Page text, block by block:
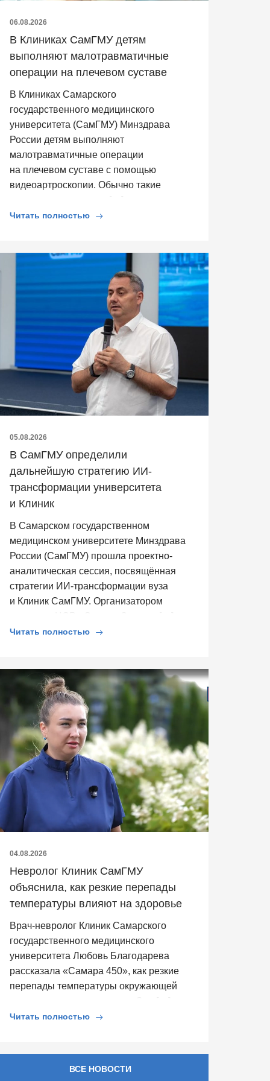
06.08.2026
В Клиниках СамГМУ детям
выполняют малотравматичные
операции на плечевом суставе
В Клиниках Самарского
государственного медицинского
университета (СамГМУ) Минздрава
России детям выполняют
малотравматичные операции
на плечевом суставе с помощью
видеоартроскопии. Обычно такие
Читать полностью
05.08.2026
В СамГМУ определили
дальнейшую стратегию ИИ-
трансформации университета
и Клиник
В Самарском государственном
медицинском университете Минздрава
России (СамГМУ) прошла проектно-
аналитическая сессия, посвящённая
стратегии ИИ-трансформации вуза
и Клиник СамГМУ. Организатором
Читать полностью
04.08.2026
Невролог Клиник СамГМУ
объяснила, как резкие перепады
температуры влияют на здоровье
Врач-невролог Клиник Самарского
государственного медицинского
университета Любовь Благодарева
рассказала «Самара 450», как резкие
перепады температуры окружающей
Читать полностью
ВСЕ НОВОСТИ